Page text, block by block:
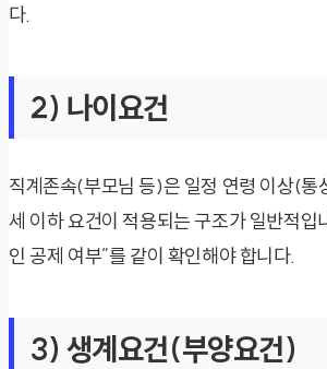
다.
2) 나이요건
직계존속(부모님 등)은 일정 연령 이상(
세 이하 요건이 적용되는 구조가 일반적
인 공제 여부”를 같이 확인해야 합니다.
3) 생계요건(부양요건)